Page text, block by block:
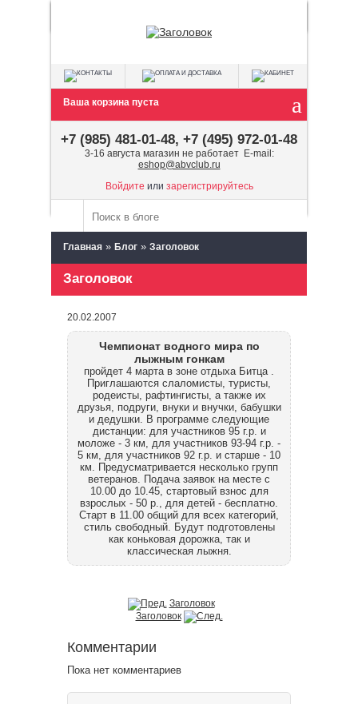
Ваша корзина пуста
+7 (985) 481-01-48, +7 (495) 972-01-48
3-16 августа магазин не работает E-mail:
eshop@abvclub.ru
Войдите или зарегистрируйтесь
Главная » Блог » Заголовок
Заголовок
20.02.2007
Чемпионат водного мира по
лыжным гонкам
пройдет 4 марта в зоне отдыха Битца .
Приглашаются слаломисты, туристы,
родеисты, рафтингисты, а также их
друзья, подруги, внуки и внучки, бабушки
и дедушки. В программе следующие
дистанции: для участников 95 г.р. и
моложе - 3 км, для участников 93-94 г.р. -
5 км, для участников 92 г.р. и старше - 10
км. Предусматривается несколько групп
ветеранов. Подача заявок на месте с
10.00 до 10.45, стартовый взнос для
взрослых - 50 р., для детей - бесплатно.
Старт в 11.00 общий для всех категорий,
стиль свободный. Будут подготовлены
как коньковая дорожка, так и
классическая лыжня.
Заголовок
Заголовок
Комментарии
Пока нет комментариев